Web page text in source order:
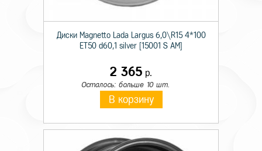
Диски Magnetto Lada Largus 6,0\R15 4*100
ET50 d60,1 silver [15001 S AM]
2 365 р.
Осталось: больше 10 шт.
В корзину